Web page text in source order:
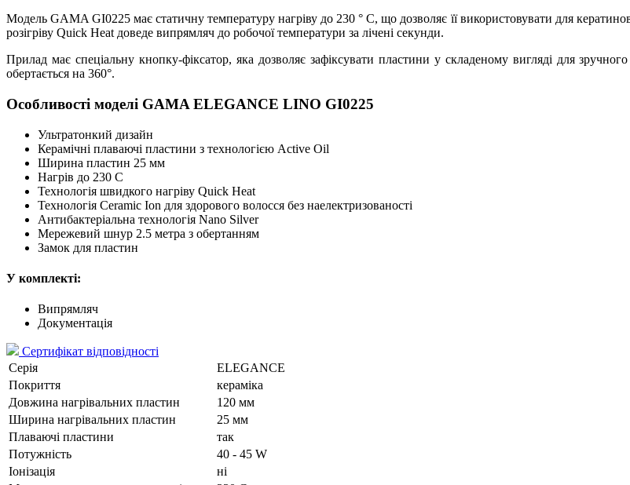
Модель GAMA GI0225 має статичну температуру нагріву до 230 ° C, що дозволяє її використовувати для
розігріву Quick Heat доведе випрямляч до робочої температури за лічені секунди.
Прилад має спеціальну кнопку-фіксатор, яка дозволяє зафіксувати пластини у складеному вигляді для
обертається на 360°.
Особливості моделі GAMA ELEGANCE LINO GI0225
Ультратонкий дизайн
Керамічні плаваючі пластини з технологією Active Oil
Ширина пластин 25 мм
Нагрів до 230 C
Технологія швидкого нагріву Quick Heat
Технологія Ceramic Ion для здорового волосся без наелектризованості
Антибактеріальна технологія Nano Silver
Мережевий шнур 2.5 метра з обертанням
Замок для пластин
У комплекті:
Випрямляч
Документація
Сертифікат відповідності
Серія
ELEGANCE
Покриття
кераміка
Довжина нагрівальних пластин
120 мм
Ширина нагрівальних пластин
25 мм
Плаваючі пластини
так
Потужність
40 - 45 W
Іонізація
ні